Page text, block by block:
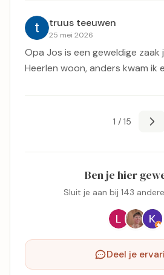
truus teeuwen
25 mei 2026
Opa Jos is een geweldige zaak
Heerlen woon, anders kwam ik
1 / 15
Ben je hier
Sluit je aan bij 143
Deel je